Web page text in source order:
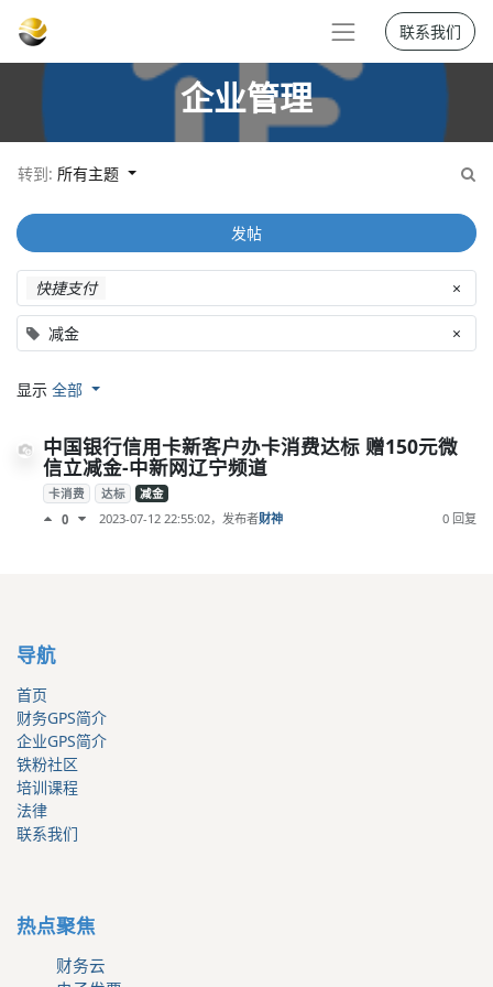
联系我们
企业管理
转到: 所有主题
快捷支付 ×
减金 ×
发帖
显示 全部
中国银行信用卡新客户办卡消费达标 赠150元微
信立减金-中新网辽宁频道
卡消费 达标 减金
0 2023-07-12 22:55:02，发布者财神 0 回复
导航
首页
财务GPS简介
企业GPS简介
铁粉社区
培训课程
法律
联系我们
热点聚焦
财务云